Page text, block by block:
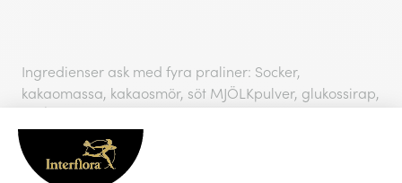
Ingredienser ask med fyra praliner: Socker,
kakaomassa, kakaosmör, söt MJÖLKpulver, glukossirap,
arom, lakrits, vanilj), konserveringsmedel (alkohol,
kaliumsorbat), VASSLEpulverkoncentrat, vegetabiliskt
fett (kokosolja, shea), salt, invertsockersirap,